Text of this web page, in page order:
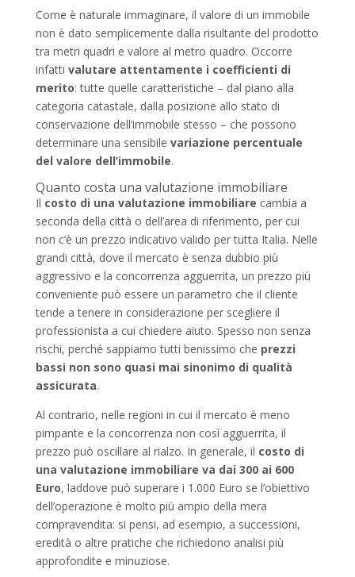
Come è naturale immaginare, il valore di un immobile
non è dato semplicemente dalla risultante del prodotto
tra metri quadri e valore al metro quadro. Occorre
infatti valutare attentamente i coefficienti di
merito: tutte quelle caratteristiche – dal piano alla
categoria catastale, dalla posizione allo stato di
conservazione dell’immobile stesso – che possono
determinare una sensibile variazione percentuale
del valore dell’immobile.
Quanto costa una valutazione immobiliare
Il costo di una valutazione immobiliare cambia a
seconda della città o dell’area di riferimento, per cui
non c’è un prezzo indicativo valido per tutta Italia. Nelle
grandi città, dove il mercato è senza dubbio più
aggressivo e la concorrenza agguerrita, un prezzo più
conveniente può essere un parametro che il cliente
tende a tenere in considerazione per scegliere il
professionista a cui chiedere aiuto. Spesso non senza
rischi, perché sappiamo tutti benissimo che prezzi
bassi non sono quasi mai sinonimo di qualità
assicurata.
Al contrario, nelle regioni in cui il mercato è meno
pimpante e la concorrenza non così agguerrita, il
prezzo può oscillare al rialzo. In generale, il costo di
una valutazione immobiliare va dai 300 ai 600
Euro, laddove può superare i 1.000 Euro se l’obiettivo
dell’operazione è molto più ampio della mera
compravendita: si pensi, ad esempio, a successioni,
eredità o altre pratiche che richiedono analisi più
approfondite e minuziose.